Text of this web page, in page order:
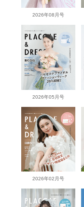
2026年08月号
2026年05月号
2026年02月号